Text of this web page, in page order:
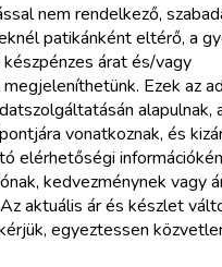
nem rendelkező,
patikánként eltérő, a
árat és/vagy
Ezek az
alapulnak,
vonatkoznak, és
elérhetőségi
kedvezménynek vagy
aktuális ár és készlet
egyeztessen